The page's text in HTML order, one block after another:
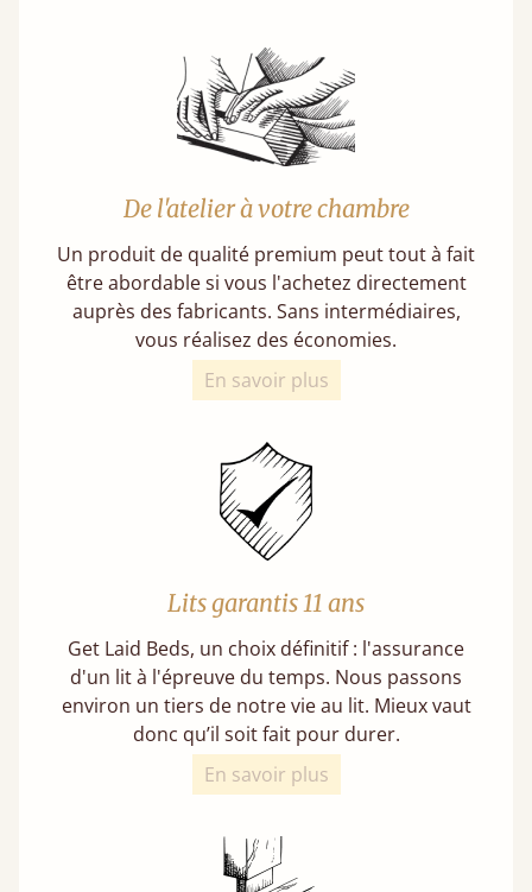
De l'atelier à votre chambre
Un produit de qualité premium peut tout à fait
être abordable si vous l'achetez directement
auprès des fabricants. Sans intermédiaires,
vous réalisez des économies.
En savoir plus
Lits garantis 11 ans
Get Laid Beds, un choix définitif : l'assurance
d'un lit à l'épreuve du temps. Nous passons
environ un tiers de notre vie au lit. Mieux vaut
donc qu’il soit fait pour durer.
En savoir plus